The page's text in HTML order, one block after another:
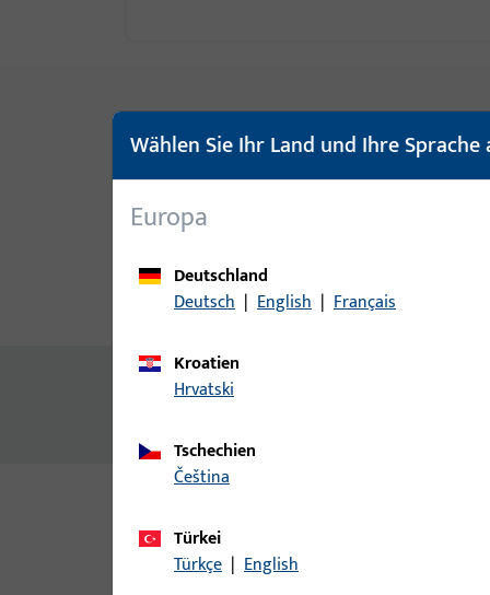
Produktbeschreibung
Inhalt
Varianten
Zu diesem Produkt gibt es folgende Varianten:
Wählen Sie Ihr Land und Ihre Sprache
Europa
Deutschland
Deutsch | English | Français
Kroatien
Hrvatski
Tschechien
čeština
Türkei
Türkçe | English